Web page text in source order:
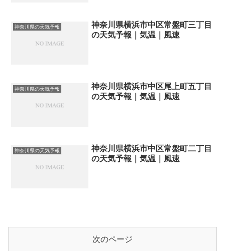
神奈川県の天気予報
神奈川県横浜市中区常盤町三丁目
の天気予報｜気温｜風速
神奈川県の天気予報
神奈川県横浜市中区尾上町五丁目
の天気予報｜気温｜風速
神奈川県の天気予報
神奈川県横浜市中区常盤町二丁目
の天気予報｜気温｜風速
次のページ